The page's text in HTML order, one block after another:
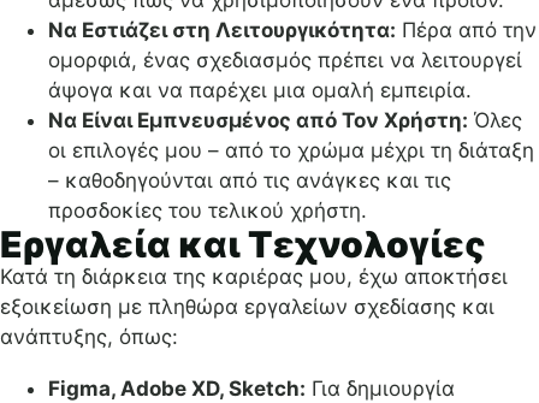
Να Εστιάζει στη Λειτουργικότητα: Πέρα από την
ομορφιά, ένας σχεδιασμός πρέπει να λειτουργεί
άψογα και να παρέχει μια ομαλή εμπειρία.
Να Είναι Εμπνευσμένος από Τον Χρήστη: Όλες
οι επιλογές μου – από το χρώμα μέχρι τη διάταξη
– καθοδηγούνται από τις ανάγκες και τις
προσδοκίες του τελικού χρήστη.
Εργαλεία και Τεχνολογίες
Κατά τη διάρκεια της καριέρας μου, έχω αποκτήσει
εξοικείωση με πληθώρα εργαλείων σχεδίασης και
ανάπτυξης, όπως:
Figma, Adobe XD, Sketch: Για δημιουργία